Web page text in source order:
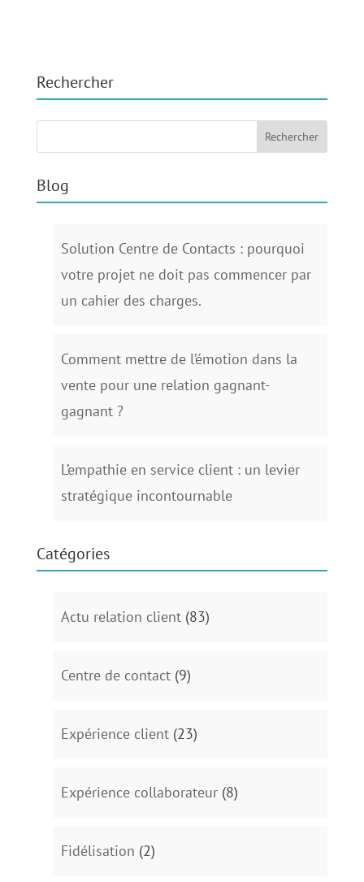
Rechercher
Blog
Solution Centre de Contacts : pourquoi
votre projet ne doit pas commencer par
un cahier des charges.
Comment mettre de l’émotion dans la
vente pour une relation gagnant-
gagnant ?
L’empathie en service client : un levier
stratégique incontournable
Catégories
Actu relation client(83)
Centre de contact(9)
Expérience client(23)
Expérience collaborateur(8)
Fidélisation (2)